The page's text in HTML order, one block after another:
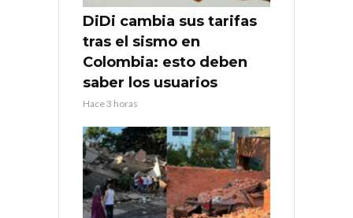
DiDi cambia sus tarifas
tras el sismo en
Colombia: esto deben
saber los usuarios
Hace 3 horas